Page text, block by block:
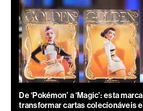
De ‘Pokémon’ a ‘Magic’: esta
transformar cartas colecionáveis